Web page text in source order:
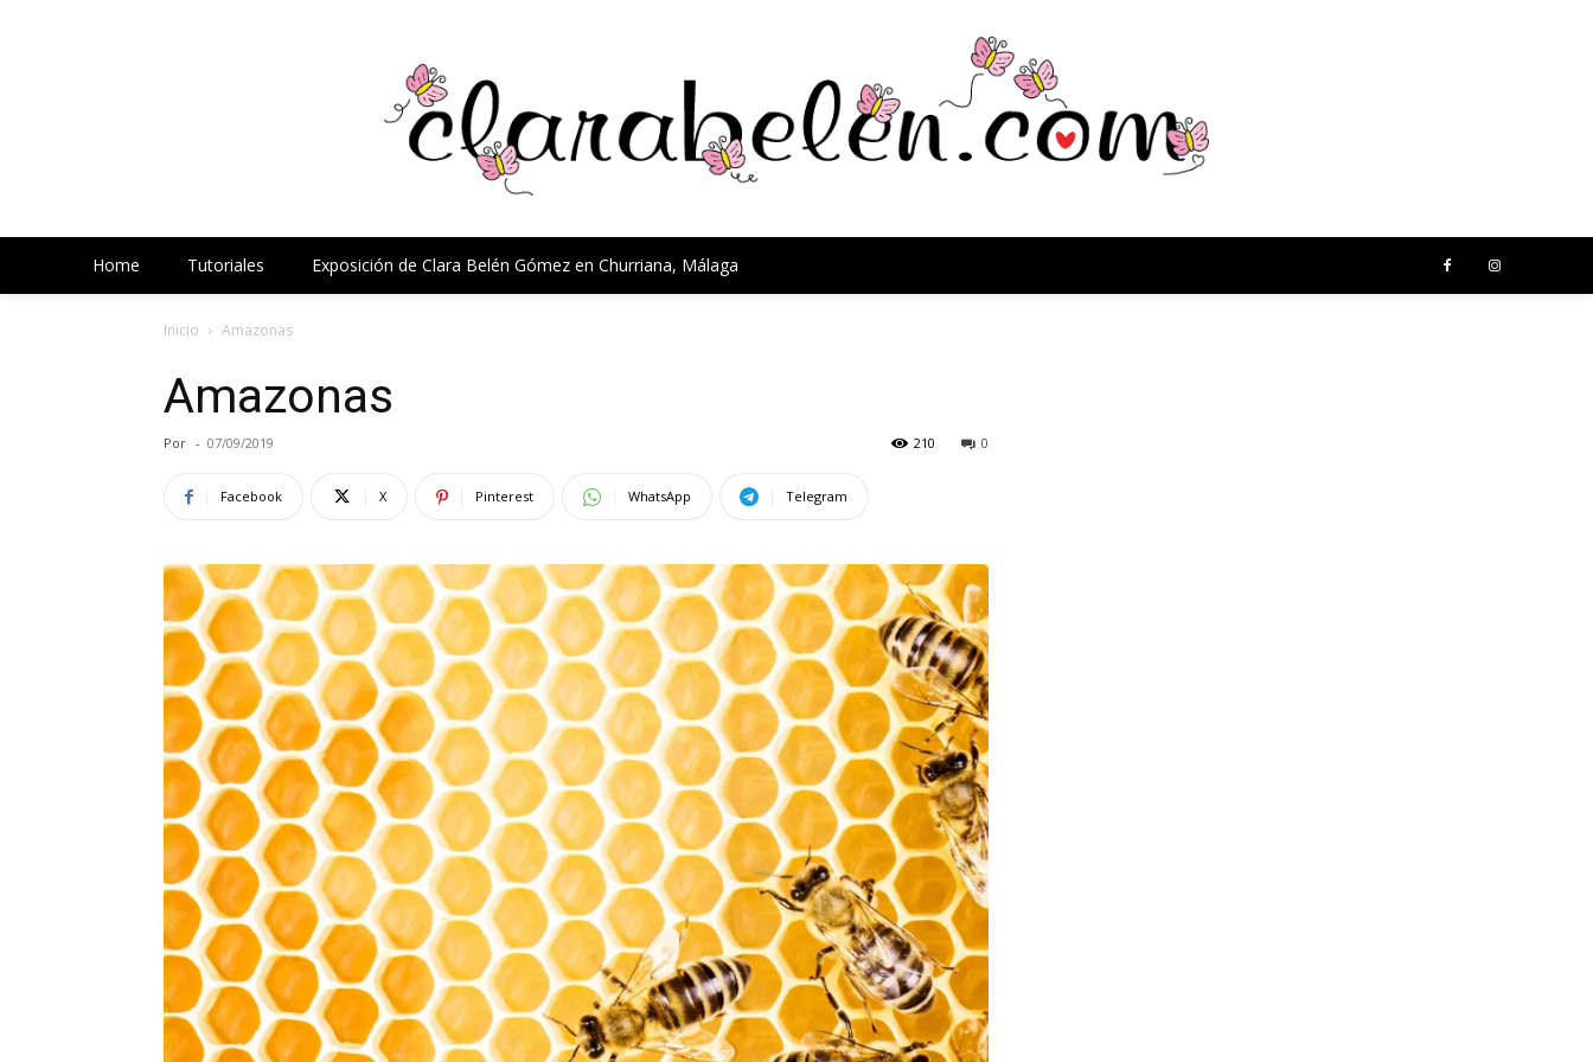
Home Tutoriales Exposición de Clara Belén Gómez en Churriana, Málaga
Inicio Amazonas
Amazonas
Por - 07/09/2019 0
210
Facebook X Pinterest WhatsApp Telegram